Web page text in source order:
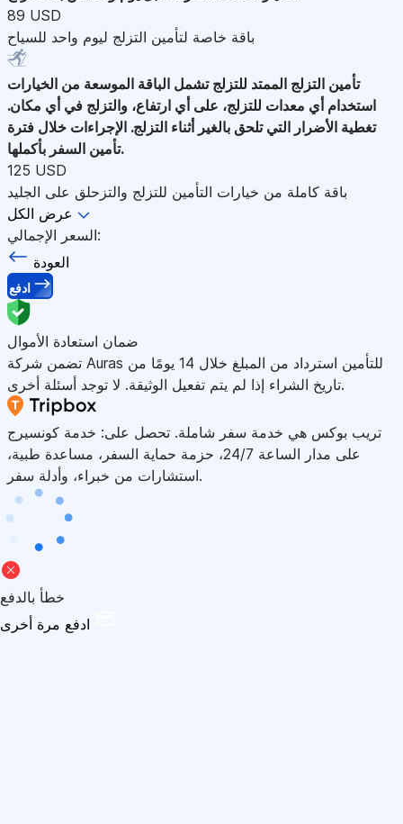
89 USD
باقة خاصة لتأمين التزلج ليوم واحد للسياح
تأمين التزلج الممتد للتزلج تشمل الباقة الموسعة من الخيارات
استخدام أي معدات للتزلج، على أي ارتفاع، والتزلج في أي مكان.
تغطية الأضرار التي تلحق بالغير أثناء التزلج. الإجراءات خلال فترة
تأمين السفر بأكملها.
125 USD
باقة كاملة من خيارات التأمين للتزلج والتزحلق على الجليد
عرض الكل
السعر الإجمالي:
العودة
ادفع
ضمان استعادة الأموال
تضمن شركة Auras للتأمين استرداد من المبلغ خلال 14 يومًا من
تاريخ الشراء إذا لم يتم تفعيل الوثيقة. لا توجد أسئلة أخرى.
تريب بوكس هي خدمة سفر شاملة. تحصل على: خدمة كونسيرج
على مدار الساعة 24/7، حزمة حماية السفر، مساعدة طبية،
استشارات من خبراء، وأدلة سفر.
خطأ بالدفع